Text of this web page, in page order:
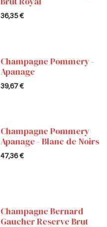
36,35€
Champagne Pommery -
Apanage
39,67€
Champagne Pommery
Apanage - Blanc de Noirs
47,36€
Champagne Bernard
Gaucher Reserve Brut